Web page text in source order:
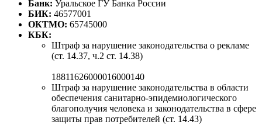
Банк: Уральское ГУ Банка России
БИК: 46577001
ОКТМО: 65745000
КБК:
Штраф за нарушение законодательства о рекламе
(ст. 14.37, ч.2 ст. 14.38)
18811626000016000140
Штраф за нарушение законодательства в области
обеспечения санитарно-эпидемиологического
благополучия человека и законодательства в сфере
защиты прав потребителей (ст. 14.43)